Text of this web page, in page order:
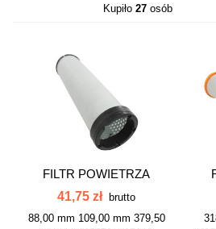
Kupiło 27 osób
FILTR POWIETRZA
WEWNĘTRZNY...
41,75 zł
brutto
88,00 mm 109,00 mm 379,50